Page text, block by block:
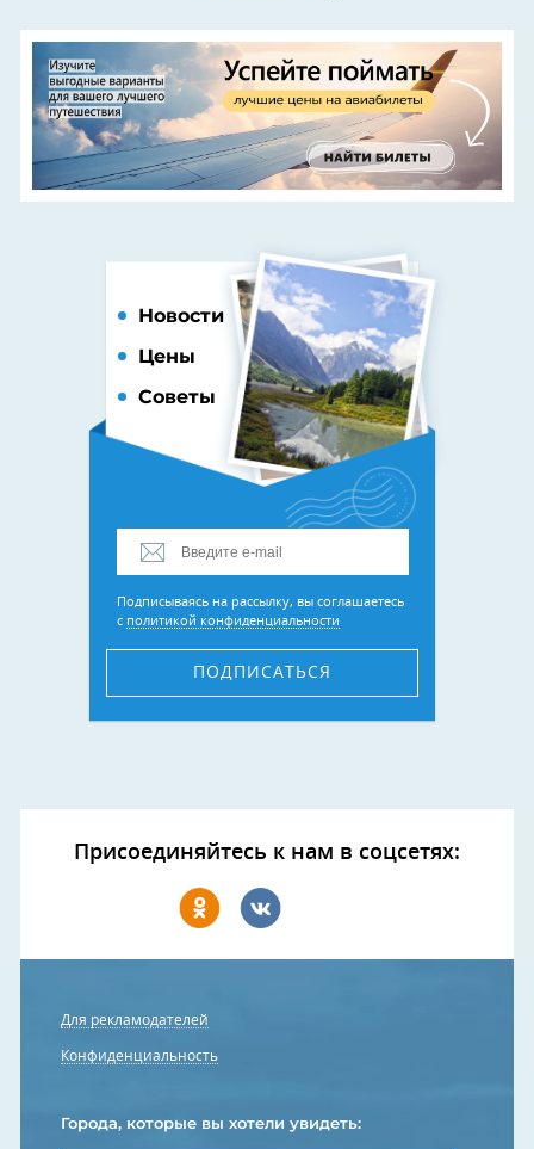
Новости
Цены
Советы
Подписываясь на рассылку, вы соглашаетесь
с политикой конфиденциальности
ПОДПИСАТЬСЯ
Присоединяйтесь к нам в соцсетях:
Для рекламодателей
Конфиденциальность
Города, которые вы хотели увидеть: